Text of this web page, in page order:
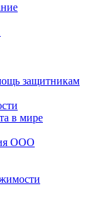
защитникам
в мире
ООО